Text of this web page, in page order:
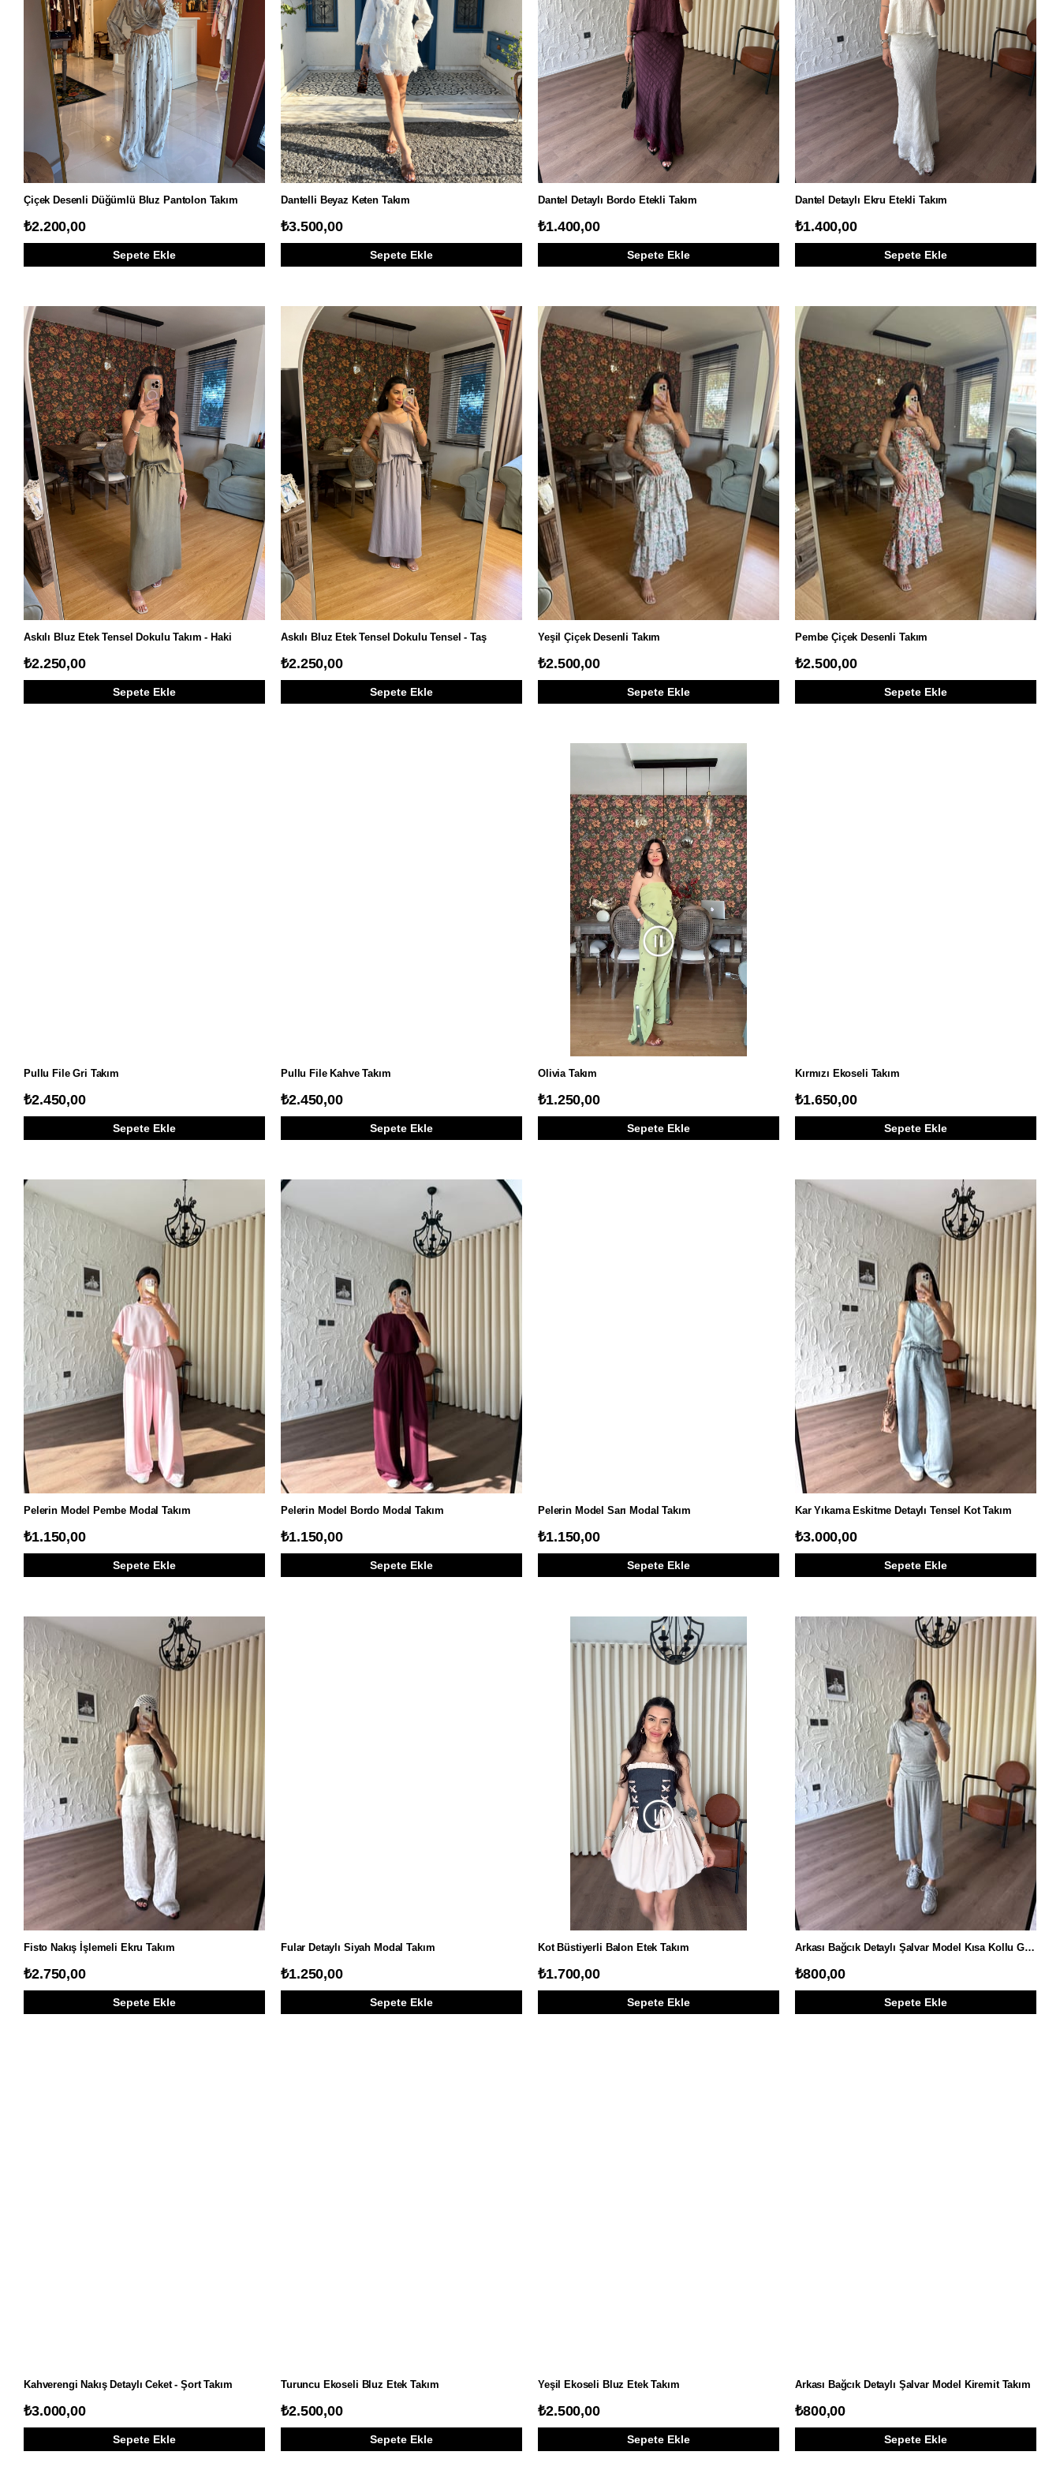
Çiçek Desenli Düğümlü Bluz Pantolon Takım
₺2.200,00
Sepete Ekle
Dantelli Beyaz Keten Takım
₺3.500,00
Sepete Ekle
Dantel Detaylı Bordo Etekli Takım
₺1.400,00
Sepete Ekle
Dantel Detaylı Ekru Etekli Takım
₺1.400,00
Sepete Ekle
Askılı Bluz Etek Tensel Dokulu Takım - Haki
₺2.250,00
Sepete Ekle
Askılı Bluz Etek Tensel Dokulu Tensel - Taş
₺2.250,00
Sepete Ekle
Yeşil Çiçek Desenli Takım
₺2.500,00
Sepete Ekle
Pembe Çiçek Desenli Takım
₺2.500,00
Sepete Ekle
Pullu File Gri Takım
₺2.450,00
Sepete Ekle
Pullu File Kahve Takım
₺2.450,00
Sepete Ekle
Olivia Takım
₺1.250,00
Sepete Ekle
Kırmızı Ekoseli Takım
₺1.650,00
Sepete Ekle
Pelerin Model Pembe Modal Takım
₺1.150,00
Sepete Ekle
Pelerin Model Bordo Modal Takım
₺1.150,00
Sepete Ekle
Pelerin Model Sarı Modal Takım
₺1.150,00
Sepete Ekle
Kar Yıkama Eskitme Detaylı Tensel Kot Takım
₺3.000,00
Sepete Ekle
Fisto Nakış İşlemeli Ekru Takım
₺2.750,00
Sepete Ekle
Fular Detaylı Siyah Modal Takım
₺1.250,00
Sepete Ekle
Kot Büstiyerli Balon Etek Takım
₺1.700,00
Sepete Ekle
Arkası Bağcık Detaylı Şalvar Model Kısa Kollu Gri Takım
₺800,00
Sepete Ekle
Kahverengi Nakış Detaylı Ceket - Şort Takım
₺3.000,00
Sepete Ekle
Turuncu Ekoseli Bluz Etek Takım
₺2.500,00
Sepete Ekle
Yeşil Ekoseli Bluz Etek Takım
₺2.500,00
Sepete Ekle
Arkası Bağcık Detaylı Şalvar Model Kiremit Takım
₺800,00
Sepete Ekle